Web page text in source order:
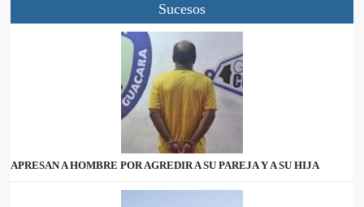
Sucesos
APRESAN A HOMBRE POR AGREDIR A SU PAREJA Y A SU HIJA